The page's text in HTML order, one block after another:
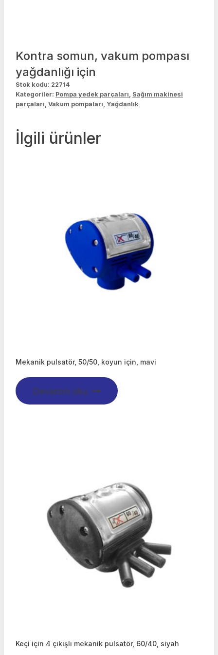
Kontra somun, vakum pompası
yağdanlığı için
Stok kodu: 22714
Kategoriler: Pompa yedek parçaları, Sağım makinesi
parçaları, Vakum pompaları, Yağdanlık
İlgili ürünler
Mekanik pulsatör, 50/50, koyun için, mavi
Devamını oku
Keçi için 4 çıkışlı mekanik pulsatör, 60/40, siyah